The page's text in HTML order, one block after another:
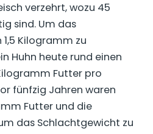
verzehrt, wozu 45
sind. Um das
Kilogramm zu
Huhn heute rund einen
Futter pro
fünfzig Jahren waren
Futter und die
das Schlachtgewicht zu